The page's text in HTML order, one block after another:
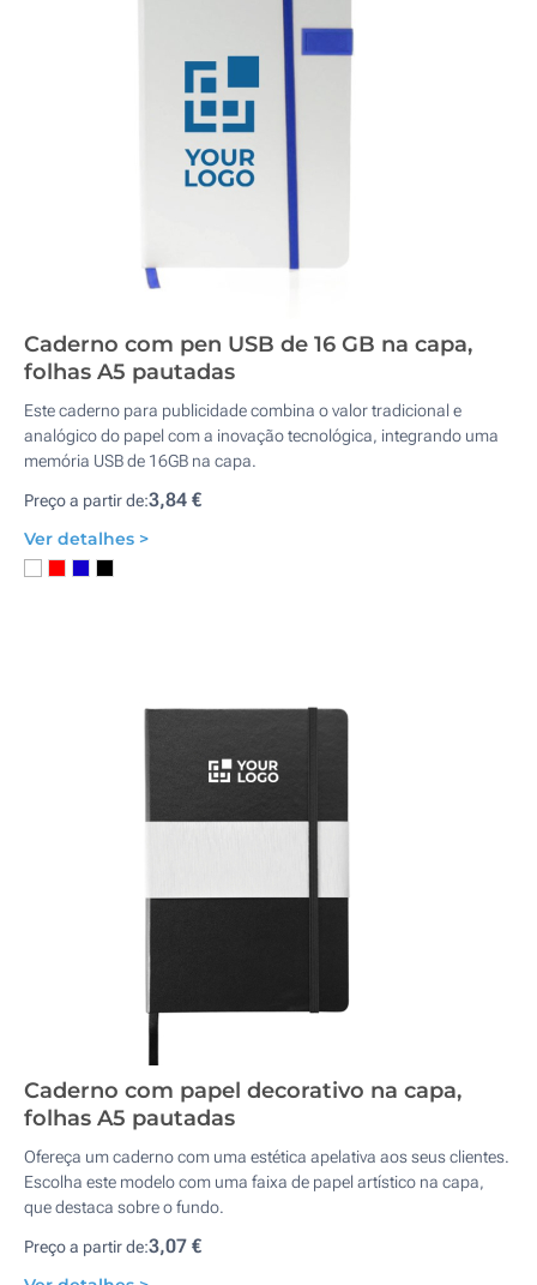
Caderno com pen USB de 16 GB na capa,
folhas A5 pautadas
Este caderno para publicidade combina o valor tradicional e
analógico do papel com a inovação tecnológica, integrando uma
memória USB de 16GB na capa.
Preço a partir de:3,84 €
Ver detalhes >
Caderno com papel decorativo na capa,
folhas A5 pautadas
Ofereça um caderno com uma estética apelativa aos seus clientes.
Escolha este modelo com uma faixa de papel artístico na capa,
que destaca sobre o fundo.
Preço a partir de:3,07 €